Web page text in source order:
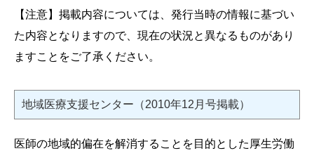
【注意】掲載内容については、発行当時の情報に基づい
た内容となりますので、現在の状況と異なるものがあり
ますことをご了承ください。
地域医療支援センター（2010年12月号掲載）
医師の地域的偏在を解消することを目的とした厚生労働